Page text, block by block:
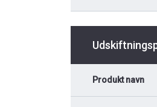
Produkt navn